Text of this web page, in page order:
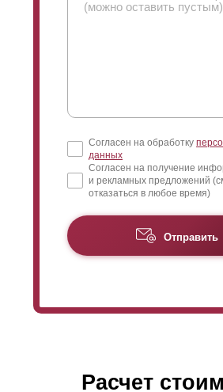
Согласен на обработку
данных
Согласен на получение
и рекламных предложений
отказаться в любое время)
Отправить
Расчет